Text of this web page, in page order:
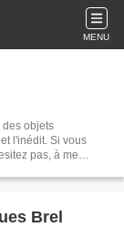
MENU
des objets
l'inédit. Si vous
pas, à me
Brel